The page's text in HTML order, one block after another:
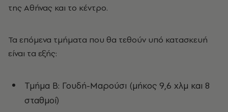
της Αθήνας και το κέντρο.
Τα επόμενα τμήματα που θα τεθούν υπό κατασκευή
είναι τα εξής:
Τμήμα Β: Γουδή-Μαρούσι (μήκος 9,6 χλμ και 8
σταθμοί)